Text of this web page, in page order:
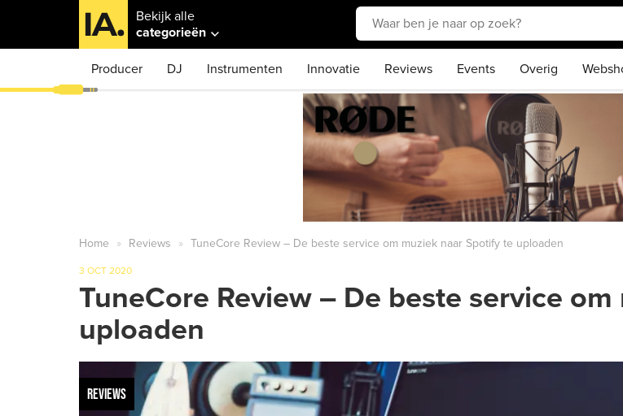
Bekijk alle
categorieën
Producer DJ Instrumenten Innovatie Reviews Events Overig
Home Reviews TuneCore Review – De beste service om muziek naar Spotify te uploaden
3 OCT 2020
TuneCore Review – De beste service
uploaden
REVIEWS